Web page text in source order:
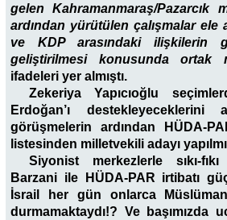
gelen Kahramanmaraş/Pazarcık
ardından yürütülen çalışmalar ele
ve KDP arasındaki ilişkilerin
geliştirilmesi konusunda ortak
ifadeleri yer almıştı.
Zekeriya Yapıcıoğlu
Erdoğan’ı destekleyeceklerini
görüşmelerin ardından HÜDA-
listesinden milletvekili adayı
Siyonist merkezlerle sıkı-
Barzani ile HÜDA-PAR irtibatı
İsrail her gün onlarca
durmamaktaydı!? Ve başımızda